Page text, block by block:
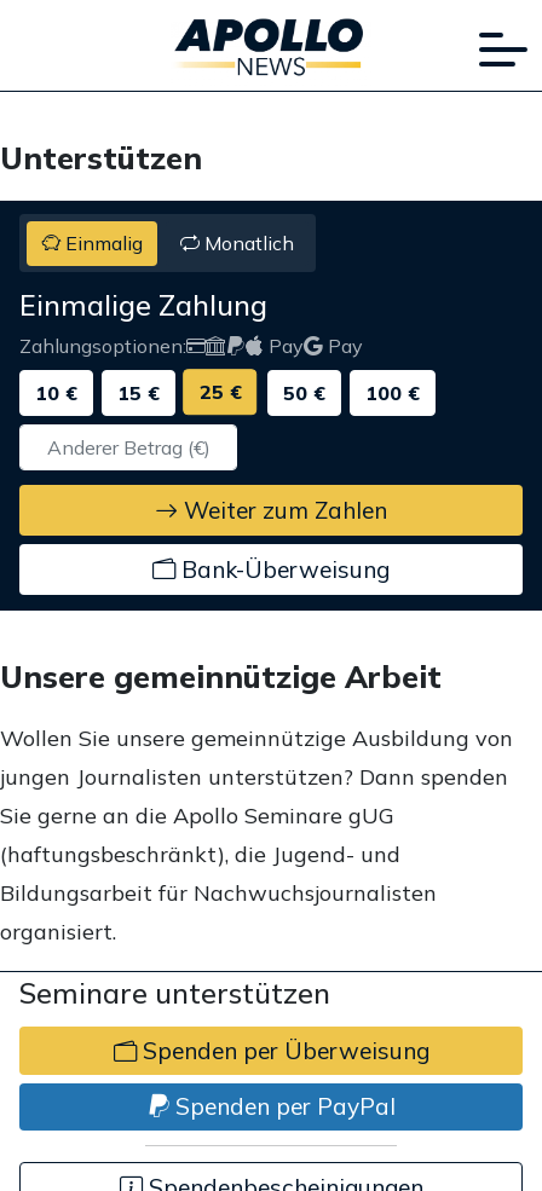
Unterstützen
Einmalig Monatlich
Einmalige Zahlung
Zahlungsoptionen: Pay
Pay
10 €
15 € 25 € 50 € 100 €
Weiter zum Zahlen
Bank-Überweisung
Unsere gemeinnützige Arbeit
Wollen Sie unsere gemeinnützige Ausbildung von
jungen Journalisten unterstützen? Dann spenden
Sie gerne an die Apollo Seminare gUG
(haftungsbeschränkt), die Jugend- und
Bildungsarbeit für Nachwuchsjournalisten
organisiert.
Seminare unterstützen
Spenden per Überweisung
Spenden per PayPal